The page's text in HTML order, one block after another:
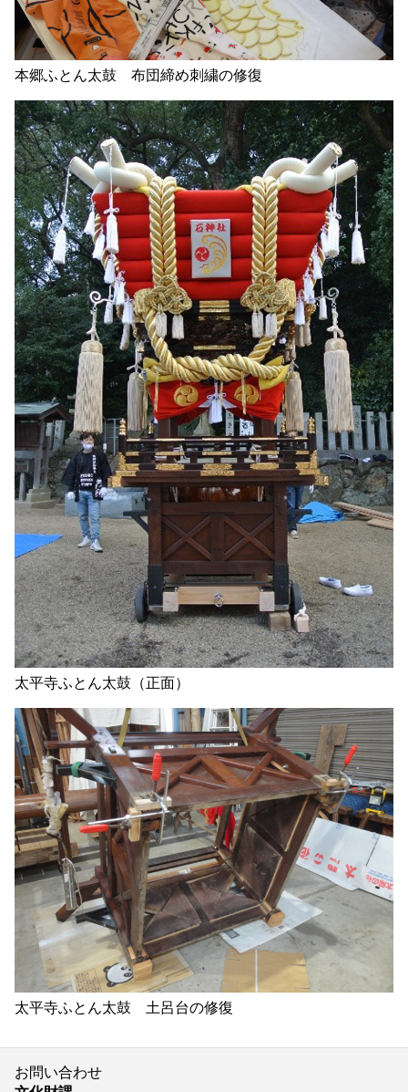
本郷ふとん太鼓 布団締め刺繍の修復
太平寺ふとん太鼓（正面）
太平寺ふとん太鼓 土呂台の修復
お問い合わせ